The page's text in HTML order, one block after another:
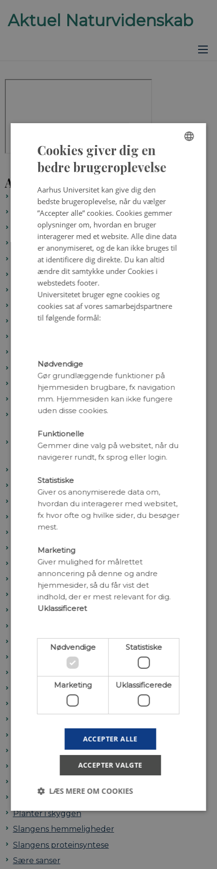
Alle biologi quizzer
Trusler mod verdens dyreliv
Forskere manipulerer med cellemekanik
Livet i en biofilm
Livet på tropiske øer
Genteknologi med CRISPR
Miljø-DNA
Minihjerner
Svampe-truslen
Kolesterol
Hundens oprindelse
Methan-ventilen
Kampen mellem kønskromosomerne
Rewilding – bisoner og vildheste i den danske
CRISPR: Fremtidens behandling af genetiske
sygdomme
Jagten på den forsvundne drivhusgas
Entomophthora: Fluernes herre
Antibiotika og husdyr
Bevaringsgenomik
Cellens kommandocentral
Den blomstrende skoveng
Exoplaneter
Genetiske flaskehalse
Hvor stærk er chili?
Magtfulde mikrober
Marsvin morsekoder
Planter i skyggen
Slangens hemmeligheder
Slangens proteinsyntese
Sære sanser
Cookies giver dig en
bedre brugeroplevelse
Aarhus Universitet kan give dig den
bedste brugeroplevelse, når du vælger
”Accepter alle” cookies. Cookies gemmer
oplysninger om, hvordan en bruger
interagerer med et website. Alle dine data
er anonymiseret, og de kan ikke bruges til
at identificere dig direkte. Du kan altid
ændre dit samtykke under Cookies i
webstedets footer.
Universitetet bruger egne cookies og
cookies sat af vores samarbejdspartnere
til følgende formål:
Nødvendige
Gør grundlæggende funktioner på
hjemmesiden brugbare, fx navigation
mm. Hjemmesiden kan ikke fungere
uden disse cookies.
Funktionelle
Gemmer dine valg på websitet, når du
navigerer rundt, fx sprog eller login.
Statistiske
Giver os anonymiserede data om,
hvordan du interagerer med websitet,
fx hvor ofte og hvilke sider, du besøger
mest.
Marketing
Giver mulighed for målrettet
annoncering på denne og andre
hjemmesider, så du får vist det
indhold, der er mest relevant for dig.
Uklassificeret
Nødvendige Statistiske
Marketing Uklassificerede
ACCEPTER ALLE
ACCEPTER VALGTE
LÆS MERE OM COOKIES
Nødvendige Statistiske
Uklassificerede
Nødvendige cookies hjælper med at gøre